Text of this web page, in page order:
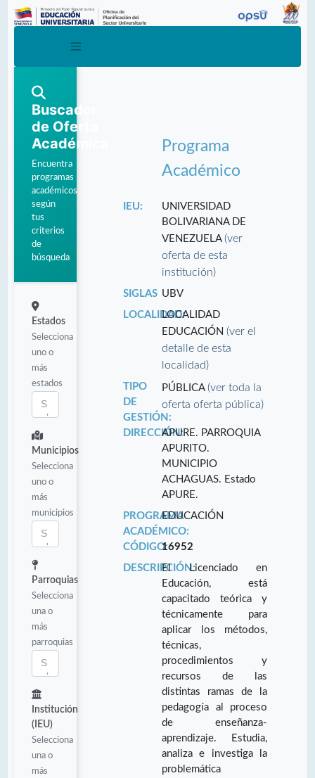
Buscador
de Oferta
Académica
Encuentra
programas
académicos
según
tus
criterios
de
búsqueda
Estados
Selecciona
uno o
más
estados
Municipios
Selecciona
uno o
más
municipios
Parroquias
Selecciona
una o
más
parroquias
Institución
(IEU)
Selecciona
una o
más
Programa
Académico
IEU:
UNIVERSIDAD
BOLIVARIANA DE
VENEZUELA(ver
oferta de esta
institución)
SIGLAS UBV
LOCALIDAD:LOCALIDAD
EDUCACIÓN(ver el
detalle de esta
localidad)
TIPO
DE
GESTIÓN:
PÚBLICA(ver toda la
oferta oferta pública)
DIRECCIÓN:APURE. PARROQUIA
APURITO.
MUNICIPIO
ACHAGUAS. Estado
APURE.
PROGRAMA
ACADÉMICO:
EDUCACIÓN
CÓDIGO:16952
DESCRIPCIÓN:El Licenciado en
Educación, está
capacitado teórica y
técnicamente para
aplicar los métodos,
técnicas,
procedimientos y
recursos de las
distintas ramas de la
pedagogía al proceso
de enseñanza-
aprendizaje. Estudia,
analiza e investiga la
problemática